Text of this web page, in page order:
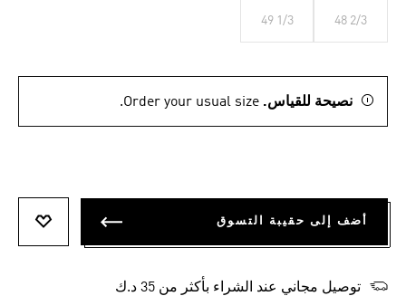
48 2/3
49 1/3
نصيحة للقياس. Order your usual size.
أضف إلى حقيبة التسوق
توصيل مجاني عند الشراء بأكثر من 35 د.ك